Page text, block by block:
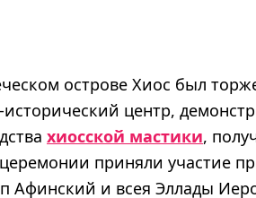
острове Хиос был
исторический центр,
хиосской мастики,
приняли участие
Афинский и всея Эллады